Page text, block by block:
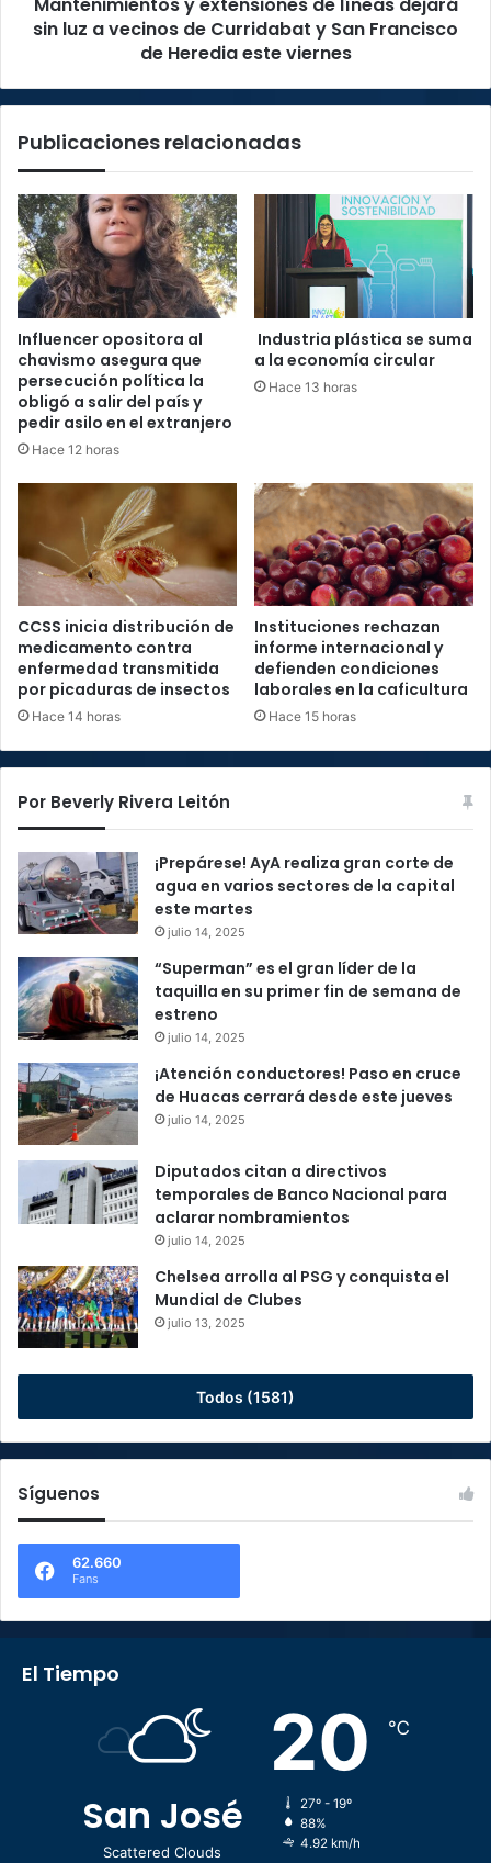
San
de
viernes
sin luz a vecinos de Curridabat y San Francisco
de Heredia este viernes
Publicaciones relacionadas
Influencer opositora al
chavismo asegura que
persecución política la
obligó a salir del país y
pedir asilo en el extranjero
Hace 12 horas
Industria plástica se suma
a la economía circular
Hace 13 horas
CCSS inicia distribución de
medicamento contra
enfermedad transmitida
por picaduras de insectos
Hace 14 horas
Instituciones rechazan
informe internacional y
defienden condiciones
laborales en la caficultura
Hace 15 horas
Por Beverly Rivera Leitón
¡Prepárese! AyA realiza gran corte de
agua en varios sectores de la capital
este martes
julio 14, 2025
“Superman” es el gran líder de la
taquilla en su primer fin de semana de
estreno
julio 14, 2025
¡Atención conductores! Paso en cruce
de Huacas cerrará desde este jueves
julio 14, 2025
Diputados citan a directivos
temporales de Banco Nacional para
aclarar nombramientos
julio 14, 2025
Chelsea arrolla al PSG y conquista el
Mundial de Clubes
julio 13, 2025
Todos (1581)
Síguenos
62.660
Fans
El Tiempo
San José
Scattered Clouds
20 ℃
27º - 19º
88%
4.92 km/h